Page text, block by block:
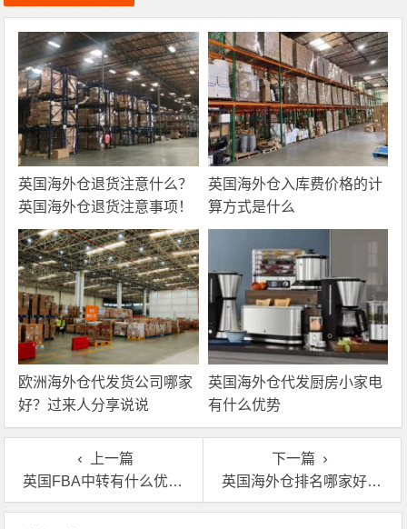
英国海外仓退货注意什么？
英国海外仓退货注意事项！
英国海外仓入库费价格的计
算方式是什么
欧洲海外仓代发货公司哪家
好？过来人分享说说
英国海外仓代发厨房小家电
有什么优势
上一篇
英国FBA中转有什么优势？如何选择海外仓中转仓？
下一篇
英国海外仓排名哪家好？2023最新英国海外仓公司排行榜！